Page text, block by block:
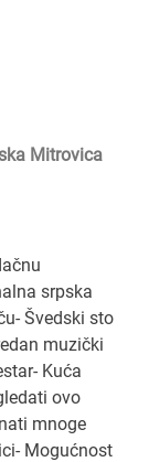
Mitrovica
srpska
Švedski sto
muzički
Kuća
ovo
mnoge
Mogućnost